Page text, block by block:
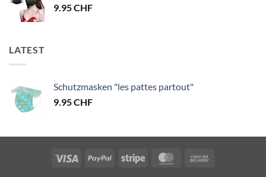
9.95CHF
LATEST
Schutzmasken "les pattes partout"
9.95CHF
Visa PayPal Stripe MasterCard